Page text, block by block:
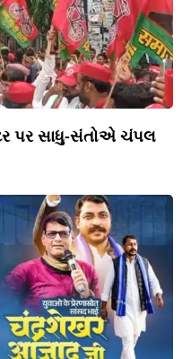
પર સાધુ-સંતોએ ચંપલ